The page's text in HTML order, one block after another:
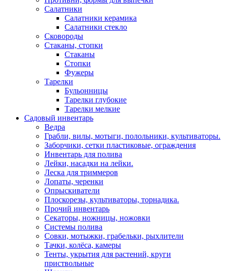
Салатники
Салатники керамика
Салатники стекло
Сковороды
Стаканы, стопки
Стаканы
Стопки
Фужеры
Тарелки
Бульонницы
Тарелки глубокие
Тарелки мелкие
Садовый инвентарь
Ведра
Грабли, вилы, мотыги, полольники, культиваторы.
Заборчики, сетки пластиковые, ограждения
Инвентарь для полива
Лейки, насадки на лейки.
Леска для триммеров
Лопаты, черенки
Опрыскиватели
Плоскорезы, культиваторы, торнадика.
Прочий инвентарь
Секаторы, ножницы, ножовки
Системы полива
Совки, мотыжки, грабельки, рыхлители
Тачки, колёса, камеры
Тенты, укрытия для растений, круги
приствольные